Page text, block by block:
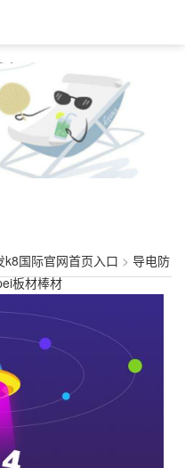
国际官网首页入口 > 导电防
板材棒材